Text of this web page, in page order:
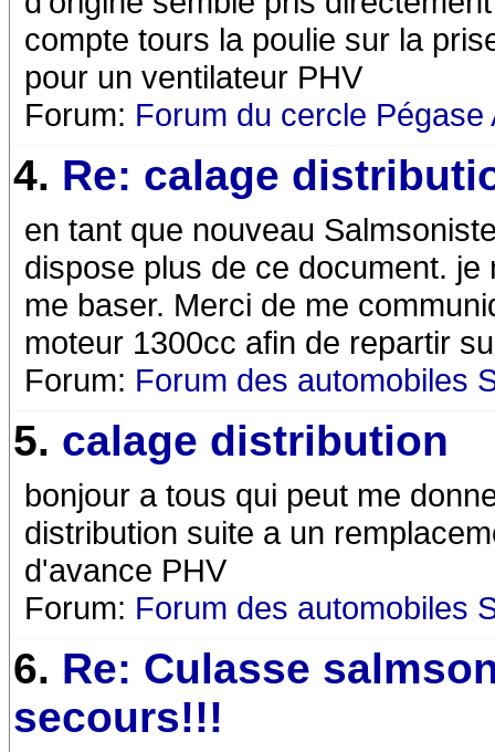
compte tours la poulie sur la
pour un ventilateur PHV
Forum: Forum du cercle Pégase
4. Re: calage
en tant que nouveau
dispose plus de ce document.
me baser. Merci de me
moteur 1300cc afin de repartir
Forum: Forum des automobiles
5. calage distribution
bonjour a tous qui peut me
distribution suite a un
d'avance PHV
Forum: Forum des automobiles
6. Re: Culasse
secours!!!